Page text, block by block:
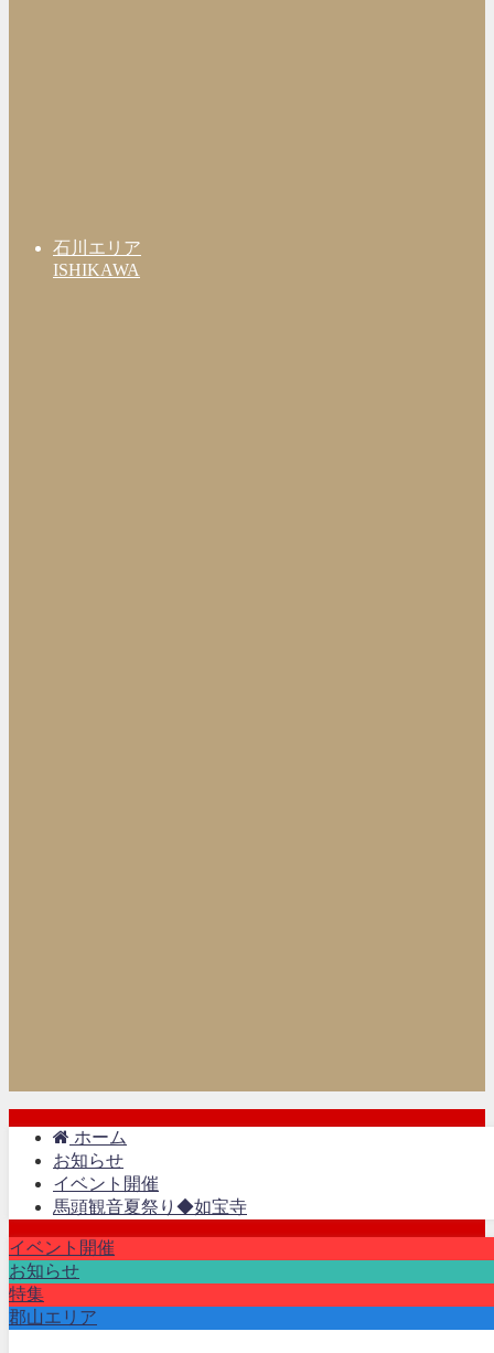
石川エリア
ISHIKAWA
ホーム
お知らせ
イベント開催
馬頭観音夏祭り◆如宝寺
イベント開催
お知らせ
特集
郡山エリア